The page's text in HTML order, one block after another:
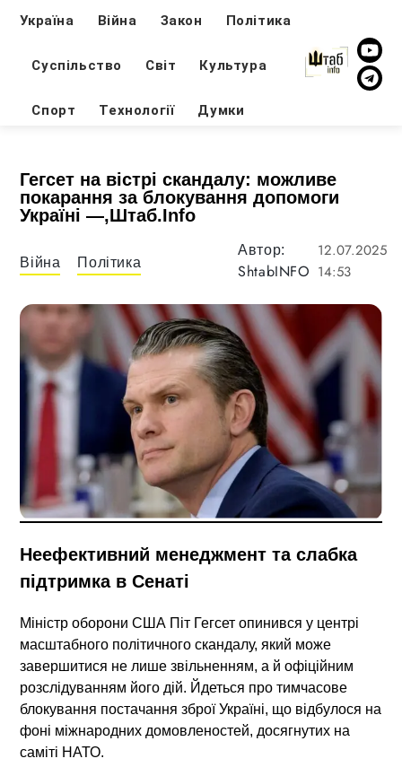
Україна Війна Закон Політика
Суспільство Світ Культура
Спорт Технології Думки
Гегсет на вістрі скандалу: можливе
покарання за блокування допомоги
Україні —,Штаб.Info
Війна Політика
Автор:
ShtabINFO
12.07.2025
14:53
Неефективний менеджмент та слабка
підтримка в Сенаті
Міністр оборони США Піт Гегсет опинився у центрі
масштабного політичного скандалу, який може
завершитися не лише звільненням, а й офіційним
розслідуванням його дій. Йдеться про тимчасове
блокування постачання зброї Україні, що відбулося на
фоні міжнародних домовленостей, досягнутих на
саміті НАТО.